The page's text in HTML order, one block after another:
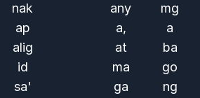
nak
ap
alig
id
sa'
any
a,
at
ma
ga
mg
a
ba
go
ng